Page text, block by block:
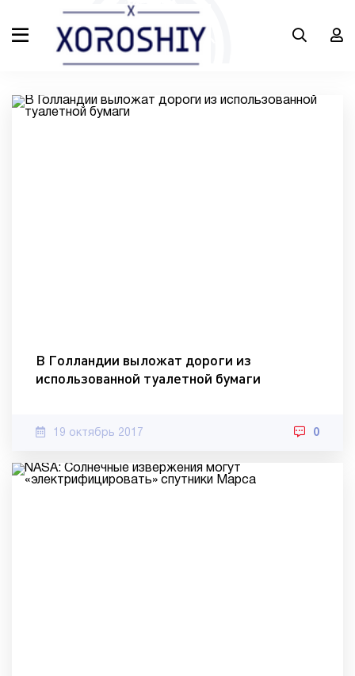
В Голландии выложат дороги из
использованной туалетной бумаги
19 октябрь 2017 0